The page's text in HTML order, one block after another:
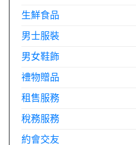
生鮮食品
男士服裝
男女鞋飾
禮物贈品
租售服務
稅務服務
約會交友